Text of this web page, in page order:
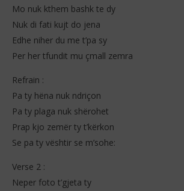
Mo nuk kthem bashk te dy
Nuk di fati kujt do jena
Edhe niher du me t’pa sy
Per her tfundit mu çmall zemra
Refrain :
Pa ty hëna nuk ndriçon
Pa ty plaga nuk shërohet
Prap kjo zemër ty t’kërkon
Se pa ty vështir se m’sohe:
Verse 2 :
Neper foto t’gjeta ty